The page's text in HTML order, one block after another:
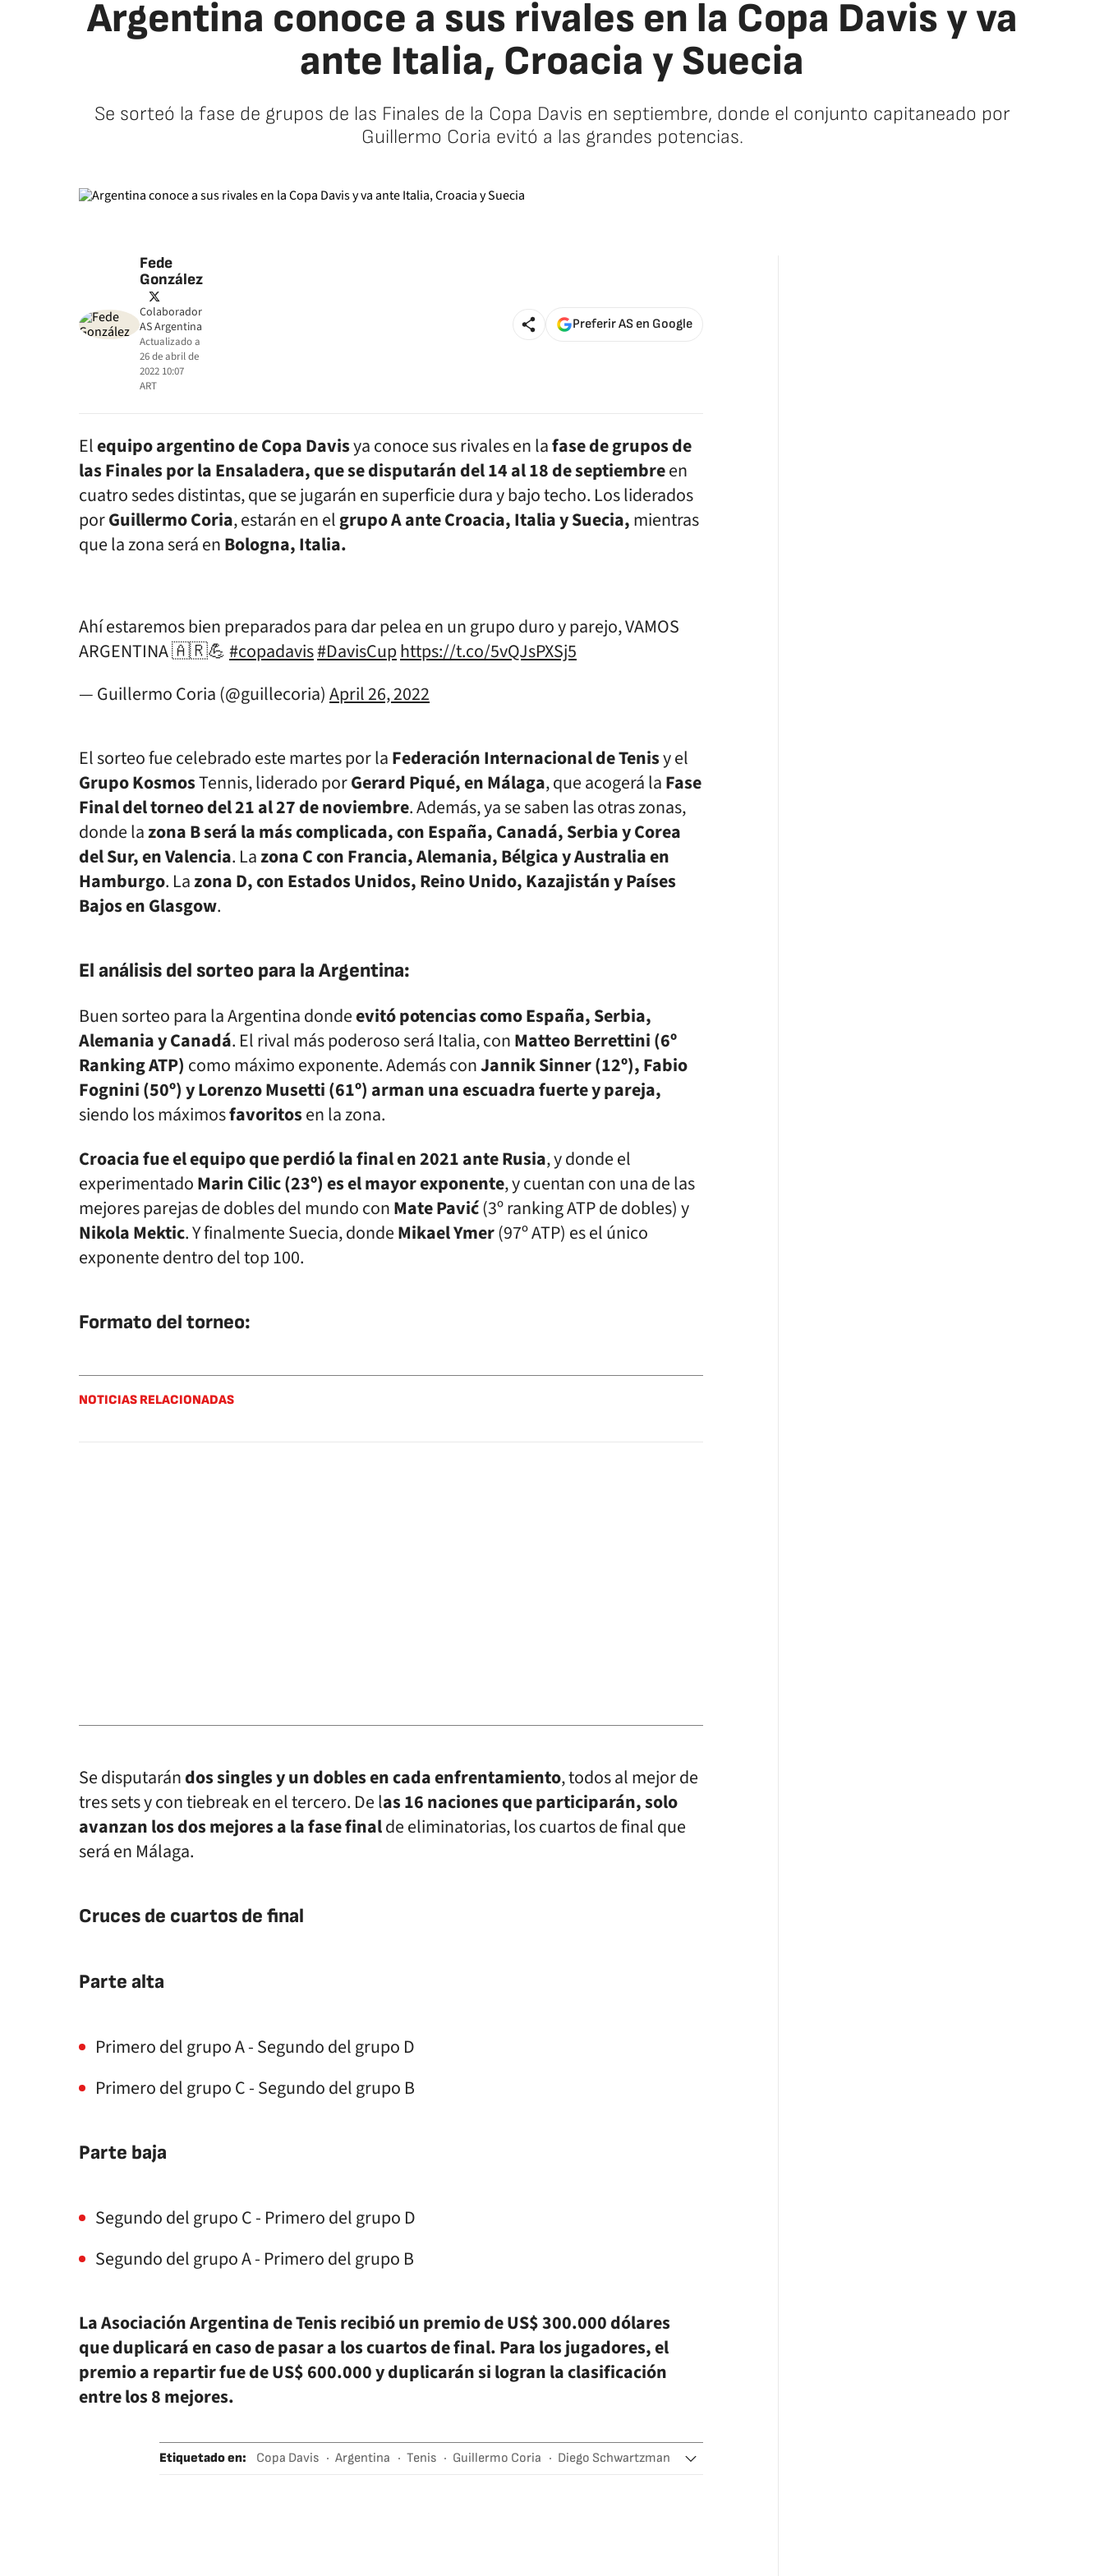
Argentina conoce a sus rivales en la Copa Davis y va
ante Italia, Croacia y Suecia
Se sorteó la fase de grupos de las Finales de la Copa Davis en septiembre, donde el conjunto capitaneado por
Guillermo Coria evitó a las grandes potencias.
Fede
González
twitter
Colaborador
AS Argentina
Actualizado a
26 de abril de
2022 10:07
ART
Preferir AS en Google
Elequipo argentino de Copa Davisya conoce sus rivales en lafase de grupos de
las Finales por la Ensaladera, que se disputarán del 14 al 18 de septiembreen
cuatro sedes distintas, que se jugarán en superficie dura y bajo techo. Los liderados
porGuillermo Coria, estarán en elgrupo A ante Croacia, Italia y Suecia,mientras
que la zona será enBologna, Italia.
Ahí estaremos bien preparados para dar pelea en un grupo duro y parejo, VAMOS
ARGENTINA 🇦🇷💪#copadavis#DavisCuphttps://t.co/5vQJsPXSj5
— Guillermo Coria (@guillecoria)April 26, 2022
El sorteo fue celebrado este martes por laFederación Internacional de Tenisy el
Grupo KosmosTennis, liderado porGerard Piqué, en Málaga, que acogerá laFase
Final del torneo del 21 al 27 de noviembre. Además, ya se saben las otras zonas,
donde lazona B será la más complicada, con España, Canadá, Serbia y Corea
del Sur, en Valencia. Lazona C con Francia, Alemania, Bélgica y Australia en
Hamburgo. Lazona D, con Estados Unidos, Reino Unido, Kazajistán y Países
Bajos en Glasgow.
El análisis del sorteo para la Argentina:
Buen sorteo para la Argentina dondeevitó potencias como España, Serbia,
Alemania y Canadá. El rival más poderoso será Italia, conMatteo Berrettini (6º
Ranking ATP) como máximo exponente. Además conJannik Sinner (12º), Fabio
Fognini (50º) y Lorenzo Musetti (61º) arman una escuadra fuerte y pareja,
siendo los máximosfavoritosen la zona.
Croacia fue el equipo que perdió la final en 2021 ante Rusia, y donde el
experimentadoMarin Cilic (23º) es el mayor exponente, y cuentan con una de las
mejores parejas de dobles del mundo conMate Pavić(3º ranking ATP de dobles) y
Nikola Mektic. Y finalmente Suecia, dondeMikael Ymer(97º ATP) es el único
exponente dentro del top 100.
Formato del torneo:
NOTICIAS RELACIONADAS
Se disputarándos singles y un dobles en cada enfrentamiento, todos al mejor de
tres sets y con tiebreak en el tercero. De las 16 naciones que participarán, solo
avanzan los dos mejores a la fase finalde eliminatorias, los cuartos de final que
será en Málaga.
Cruces de cuartos de final
Parte alta
Primero del grupo A - Segundo del grupo D
Primero del grupo C - Segundo del grupo B
Parte baja
Segundo del grupo C - Primero del grupo D
Segundo del grupo A - Primero del grupo B
La Asociación Argentina de Tenis recibió un premio de US$ 300.000 dólares
que duplicará en caso de pasar a los cuartos de final. Para los jugadores, el
premio a repartir fue de US$ 600.000 y duplicarán si logran la clasificación
entre los 8 mejores.
Etiquetado en: Copa Davis Argentina Tenis Guillermo Coria Diego Schwartzman